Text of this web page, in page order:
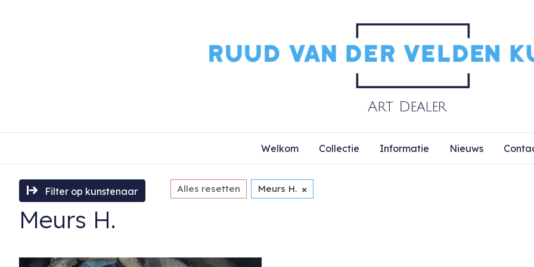
Welkom Collectie Informatie Nieuws
Filter op kunstenaar Alles resetten Meurs H. ×
Meurs H.